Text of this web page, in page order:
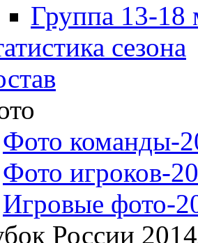
Группа 13-18
сезона
Фото команды-
Фото игроков-
Игровые фото-
России